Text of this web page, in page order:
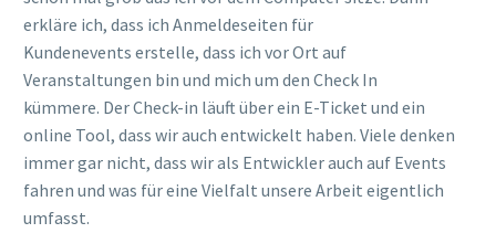
erkläre ich, dass ich Anmeldeseiten für
Kundenevents erstelle, dass ich vor Ort auf
Veranstaltungen bin und mich um den Check In
kümmere. DerCheck-in läuft über ein E-Ticket und ein
online Tool, dass wir auch entwickelt haben. Viele denken
immer gar nicht, dass wir als Entwickler auch auf Events
fahren und was für eine Vielfalt unsere Arbeit eigentlich
umfasst.